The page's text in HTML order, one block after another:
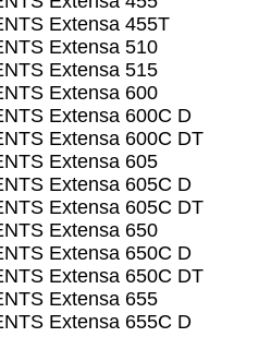
Extensa 455T
Extensa 510
Extensa 515
Extensa 600
Extensa 600C D
Extensa 600C DT
Extensa 605
Extensa 605C D
Extensa 605C DT
Extensa 650
Extensa 650C D
Extensa 650C DT
Extensa 655
Extensa 655C D